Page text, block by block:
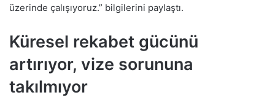
üzerinde çalışıyoruz.” bilgilerini paylaştı.
Küresel rekabet gücünü
artırıyor, vize sorununa
takılmıyor